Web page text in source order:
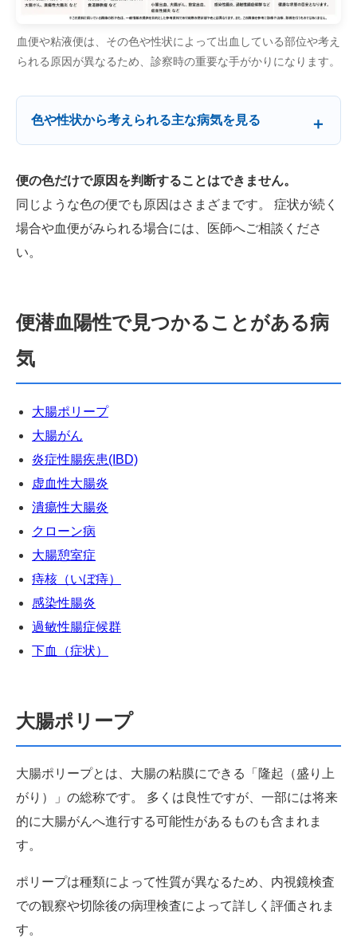
血便や粘液便は、その色や性状によって出血している部位や考え
られる原因が異なるため、診察時の重要な手がかりになります。
色や性状から考えられる主な病気を見る
便の色だけで原因を判断することはできません。
同じような色の便でも原因はさまざまです。 症状が続く
場合や血便がみられる場合には、医師へご相談くださ
い。
便潜血陽性で見つかることがある病
気
大腸ポリープ
大腸がん
炎症性腸疾患(IBD)
虚血性大腸炎
潰瘍性大腸炎
クローン病
大腸憩室症
痔核（いぼ痔）
感染性腸炎
過敏性腸症候群
下血（症状）
大腸ポリープ
大腸ポリープとは、大腸の粘膜にできる「隆起（盛り上
がり）」の総称です。 多くは良性ですが、一部には将来
的に大腸がんへ進行する可能性があるものも含まれま
す。
ポリープは種類によって性質が異なるため、内視鏡検査
での観察や切除後の病理検査によって詳しく評価されま
す。